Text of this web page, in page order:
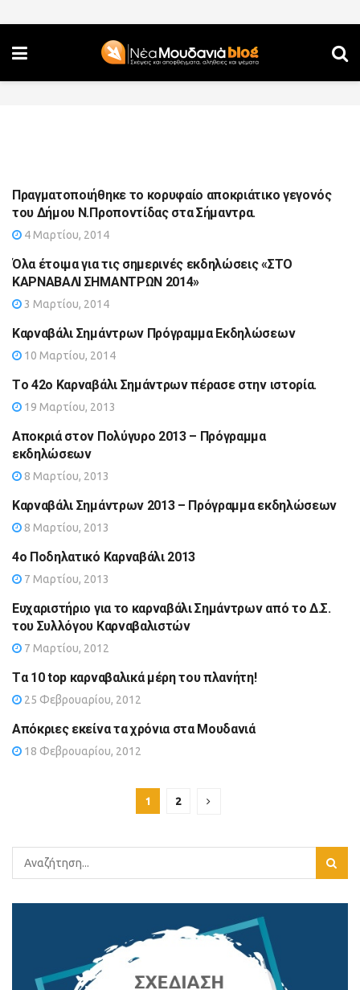
Πραγματοποιήθηκε το κορυφαίο αποκριάτικο γεγονός
του Δήμου Ν.Προποντίδας στα Σήμαντρα.
4 Μαρτίου, 2014
Όλα έτοιμα για τις σημερινές εκδηλώσεις «ΣΤΟ
ΚΑΡΝΑΒΑΛΙ ΣΗΜΑΝΤΡΩΝ 2014»
3 Μαρτίου, 2014
Καρναβάλι Σημάντρων Πρόγραμμα Εκδηλώσεων
10 Μαρτίου, 2014
Tο 42ο Καρναβάλι Σημάντρων πέρασε στην ιστορία.
19 Μαρτίου, 2013
Αποκριά στον Πολύγυρο 2013 – Πρόγραμμα
εκδηλώσεων
8 Μαρτίου, 2013
Καρναβάλι Σημάντρων 2013 – Πρόγραμμα εκδηλώσεων
8 Μαρτίου, 2013
4ο Ποδηλατικό Καρναβάλι 2013
7 Μαρτίου, 2013
Ευχαριστήριο για το καρναβάλι Σημάντρων από το Δ.Σ.
του Συλλόγου Καρναβαλιστών
7 Μαρτίου, 2012
Tα 10 top καρναβαλικά μέρη του πλανήτη!
25 Φεβρουαρίου, 2012
Απόκριες εκείνα τα χρόνια στα Μουδανιά
18 Φεβρουαρίου, 2012
1 2